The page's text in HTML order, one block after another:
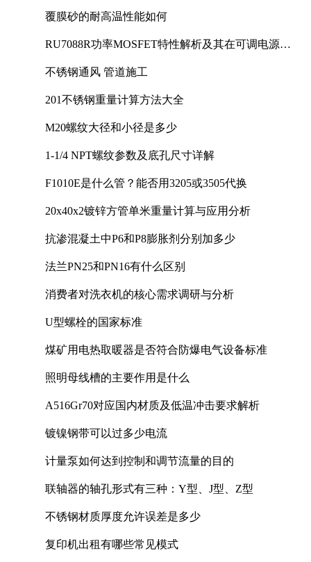
覆膜砂的耐高温性能如何
RU7088R功率MOSFET特性解析及其在可调电源设
不锈钢通风 管道施工
201不锈钢重量计算方法大全
M20螺纹大径和小径是多少
1-1/4 NPT螺纹参数及底孔尺寸详解
F1010E是什么管？能否用3205或3505代换
20x40x2镀锌方管单米重量计算与应用分析
抗渗混凝土中P6和P8膨胀剂分别加多少
法兰PN25和PN16有什么区别
消费者对洗衣机的核心需求调研与分析
U型螺栓的国家标准
煤矿用电热取暖器是否符合防爆电气设备标准
照明母线槽的主要作用是什么
A516Gr70对应国内材质及低温冲击要求解析
镀镍钢带可以过多少电流
计量泵如何达到控制和调节流量的目的
联轴器的轴孔形式有三种：Y型、J型、Z型
不锈钢材质厚度允许误差是多少
复印机出租有哪些常见模式